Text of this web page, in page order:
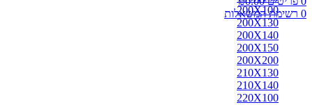
0 רשימת המשאלות
200X100
200X130
200X140
200X150
200X200
210X130
210X140
220X100